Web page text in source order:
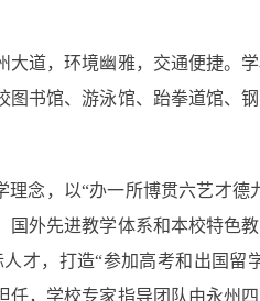
道，环境幽雅，交通便捷。
图书馆、游泳馆、跆拳道馆、
念，以“办一所博贯六艺才德
外先进教学体系和本校特色
才，打造“参加高考和出国留
，学校专家指导团队由永州